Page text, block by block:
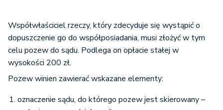
Współwłaściciel rzeczy, który zdecyduje się wystąpić o
dopuszczenie go do współposiadania, musi złożyć w tym
celu pozew do sądu. Podlega on opłacie stałej w
wysokości 200 zł.
Pozew winien zawierać wskazane elementy:
oznaczenie sądu, do którego pozew jest skierowany –